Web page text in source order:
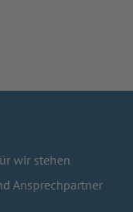
wir stehen
Ansprechpartner